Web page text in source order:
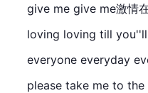
give me give me激情
loving loving till
everyone everyday
please take me to the